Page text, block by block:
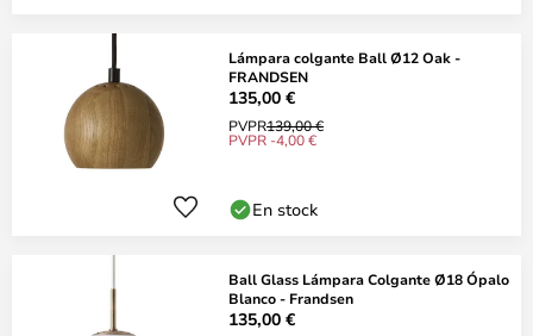
Lámpara colgante Ball Ø12 Oak -
FRANDSEN
135,00 €
PVPR139,00 €
PVPR -4,00 €
En stock
Ball Glass Lámpara Colgante Ø18 Ópalo
Blanco - Frandsen
135,00 €